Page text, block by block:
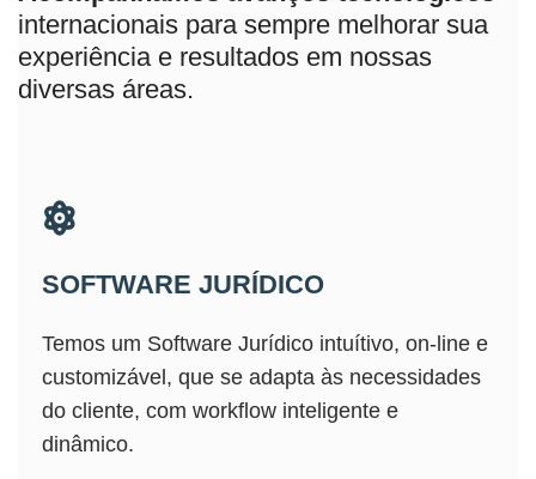
internacionais para sempre melhorar sua
experiência e resultados em nossas
diversas áreas.
SOFTWARE JURÍDICO
Temos um Software Jurídico intuítivo, on-line e
customizável, que se adapta às necessidades
do cliente, com workflow inteligente e
dinâmico.